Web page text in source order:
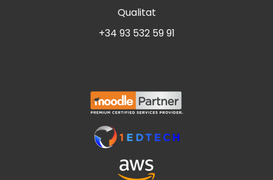
Qualitat
+34 93 532 59 91